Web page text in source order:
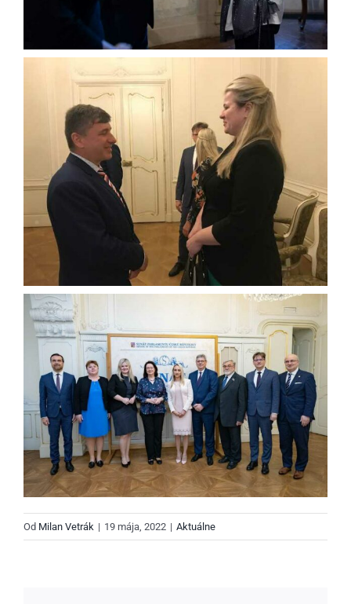
Od Milan Vetrák | 19 mája, 2022 | Aktuálne